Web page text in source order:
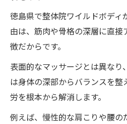
整体院ワイルドボディで
訣を解説
整体院ワイルドボディ
できる理由
徳島の整体院ワイル
しの施術体験
深部から身体が蘇る
徳島県で整体院ワイルドボディ
由は、筋肉や骨格の深層に直
徴だからです。
表面的なマッサージとは異なり
は身体の深部からバランスを整
労を根本から解消します。
例えば、慢性的な肩こりや腰